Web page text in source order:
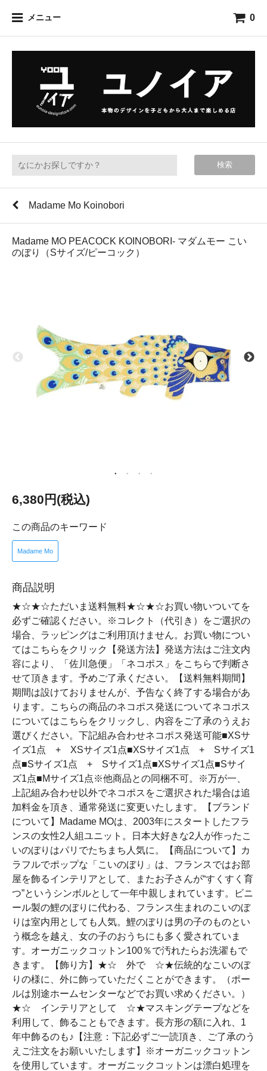
メニュー 0
検索
Madame Mo Koinobori
Madame MO PEACOCK KOINOBORI- マダムモー こい
のぼり（Sサイズ/ピーコック）
6,380円(税込)
この商品のキーワード
Madame Mo
商品説明
★☆★☆ただいま送料無料★☆★☆お買い物いついてを
必ずご確認ください。※コレクト（代引き）をご選択の
場合、ラッピングはご利用頂けません。お買い物につい
てはこちらをクリック【発送方法】発送方法はご注文内
容により、「佐川急便」「ネコポス」をこちらで判断さ
せて頂きます。予めご了承ください。【送料無料期間】
期間は設けておりませんが、予告なく終了する場合があ
ります。こちらの商品のネコポス発送についてネコポス
についてはこちらをクリックし、内容をご了承のうえお
選びください。下記組み合わせネコポス発送可能■XSサ
イズ1点 + XSサイズ1点■XSサイズ1点 + Sサイズ1
点■Sサイズ1点 + Sサイズ1点■XSサイズ1点■Sサイ
ズ1点■Mサイズ1点※他商品との同梱不可。※万が一、
上記組み合わせ以外でネコポスをご選択された場合は追
加料金を頂き、通常発送に変更いたします。【ブランド
について】Madame MOは、2003年にスタートしたフラ
ンスの女性2人組ユニット。日本大好きな2人が作ったこ
いのぼりはパリでたちまち人気に。【商品について】カ
ラフルでポップな「こいのぼり」は、フランスではお部
屋を飾るインテリアとして、またお子さんが“すくすく育
つ”というシンボルとして一年中親しまれています。ビニ
ール製の鯉のぼりに代わる、フランス生まれのこいのぼ
りは室内用としても人気。鯉のぼりは男の子のものとい
う概念を越え、女の子のおうちにも多く愛されていま
す。オーガニックコットン100％で汚れたらお洗濯もで
きます。【飾り方】★☆ 外で ☆★伝統的なこいのぼ
りの様に、外に飾っていただくことができます。（ポー
ルは別途ホームセンターなどでお買い求めください。）
★☆ インテリアとして ☆★マスキングテープなどを
利用して、飾ることもできます。長方形の額に入れ、1
年中飾るのも♪【注意：下記必ずご一読頂き、ご了承のう
えご注文をお願いいたします】※オーガニックコットン
を使用しています。オーガニックコットンは漂白処理を